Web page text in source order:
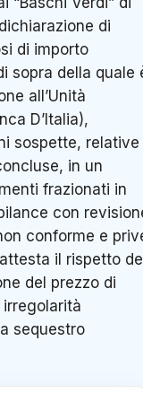
di
di importo
sopra della quale
all’Unità
D’Italia),
sospette, relative
in un
frazionati in
con
conforme e
il rispetto
del prezzo di
irregolarità
sequestro